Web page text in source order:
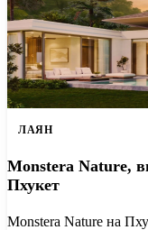
ЛАЯН
Monstera Nature,
Пхукет
Monstera Nature на